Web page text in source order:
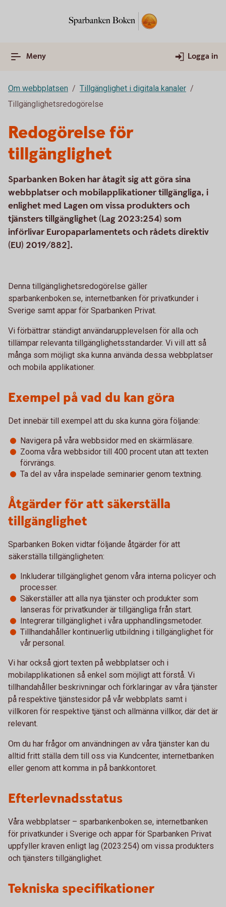
Meny Logga in
Om webbplatsen
Tillgänglighet i digitala kanaler
Tillgänglighetsredogörelse
Redogörelse för
tillgänglighet
Sparbanken Boken har åtagit sig att göra sina
webbplatser och mobilapplikationer tillgängliga, i
enlighet med Lagen om vissa produkters och
tjänsters tillgänglighet (Lag 2023:254) som
införlivar Europaparlamentets och rådets direktiv
(EU) 2019/882].
Denna tillgänglighetsredogörelse gäller
sparbankenboken.se, internetbanken för privatkunder i
Sverige samt appar för Sparbanken Privat.
Vi förbättrar ständigt användarupplevelsen för alla och
tillämpar relevanta tillgänglighetsstandarder. Vi vill att så
många som möjligt ska kunna använda dessa webbplatser
och mobila applikationer.
Exempel på vad du kan göra
Det innebär till exempel att du ska kunna göra följande:
Navigera på våra webbsidor med en skärmläsare.
Zooma våra webbsidor till 400 procent utan att texten
förvrängs.
Ta del av våra inspelade seminarier genom textning.
Åtgärder för att säkerställa
tillgänglighet
Sparbanken Boken vidtar följande åtgärder för att
säkerställa tillgängligheten:
Inkluderar tillgänglighet genom våra interna policyer och
processer.
Säkerställer att alla nya tjänster och produkter som
lanseras för privatkunder är tillgängliga från start.
Integrerar tillgänglighet i våra upphandlingsmetoder.
Tillhandahåller kontinuerlig utbildning i tillgänglighet för
vår personal.
Vi har också gjort texten på webbplatser och i
mobilapplikationen så enkel som möjligt att förstå. Vi
tillhandahåller beskrivningar och förklaringar av våra tjänster
på respektive tjänstesidor på vår webbplats samt i
villkoren för respektive tjänst och allmänna villkor, där det är
relevant.
Om du har frågor om användningen av våra tjänster kan du
alltid fritt ställa dem till oss via Kundcenter, internetbanken
eller genom att komma in på bankkontoret.
Efterlevnadsstatus
Våra webbplatser – sparbankenboken.se, internetbanken
för privatkunder i Sverige och appar för Sparbanken Privat
uppfyller kraven enligt lag (2023:254) om vissa produkters
och tjänsters tillgänglighet.
Tekniska specifikationer